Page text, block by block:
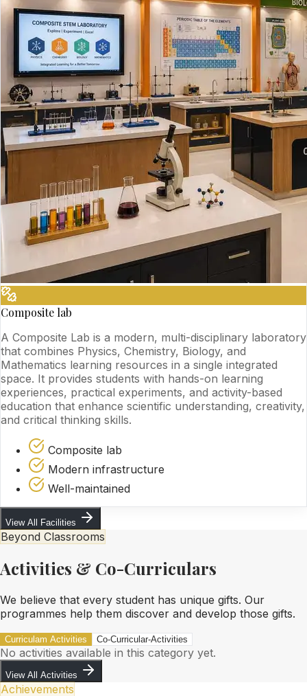
Composite lab
A Composite Lab is a modern, multi-disciplinary laboratory
that combines Physics, Chemistry, Biology, and
Mathematics learning resources in a single integrated
space. It provides students with hands-on learning
experiences, practical experiments, and activity-based
education that enhance scientific understanding, creativity,
and critical thinking skills.
Composite lab
Modern infrastructure
Well-maintained
View All Facilities
Beyond Classrooms
Activities & Co-Curriculars
We believe that every student has unique gifts. Our
programmes help them discover and develop those gifts.
Curriculam Activities Co-Curricular-Activities
No activities available in this category yet.
View All Activities
Achievements